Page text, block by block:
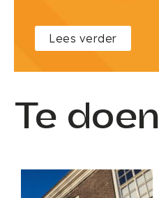
Lees verder
Te doen